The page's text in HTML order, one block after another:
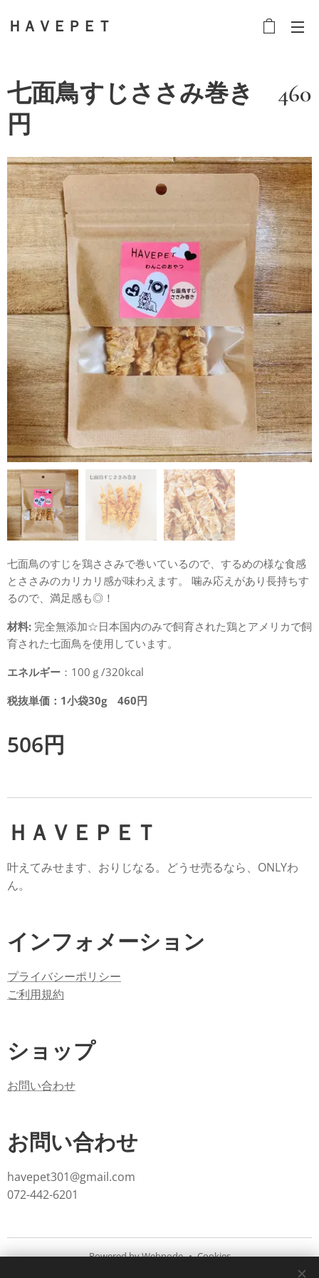
ＨＡＶＥＰＥＴ
七面鳥すじささみ巻き 460
円
七面鳥のすじを鶏ささみで巻いているので、するめの様な食感
とささみのカリカリ感が味わえます。 噛み応えがあり長持ちす
るので、満足感も◎！
材料: 完全無添加☆日本国内のみで飼育された鶏とアメリカで飼
育された七面鳥を使用しています。
エネルギー ：100ｇ/320kcal
税抜単価：1小袋30g 460円
506円
ＨＡＶＥＰＥＴ
叶えてみせます、おりじなる。どうせ売るなら、ONLYわ
ん。
インフォメーション
プライバシーポリシー
ご利用規約
ショップ
お問い合わせ
お問い合わせ
havepet301@gmail.com
072-442-6201
Powered byWebnode Cookies